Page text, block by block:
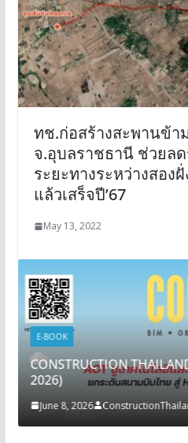
ทช.ก่อสร้างสะพานข้า
จ.อุบลราชธานี ช่วยล
ระยะทางระหว่างสอง
แล้วเสร็จปี’67
May 13, 2022
E-BOOK
CONSTRUCTION
2026)
June 8, 2026